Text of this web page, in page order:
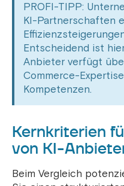
PROFI-TIPP:
KI-Partnerschaften
Entscheidend ist
Anbieter verfügt
Commerce-
Kompetenzen.
Kernkriterien
von KI-
Beim Vergleich